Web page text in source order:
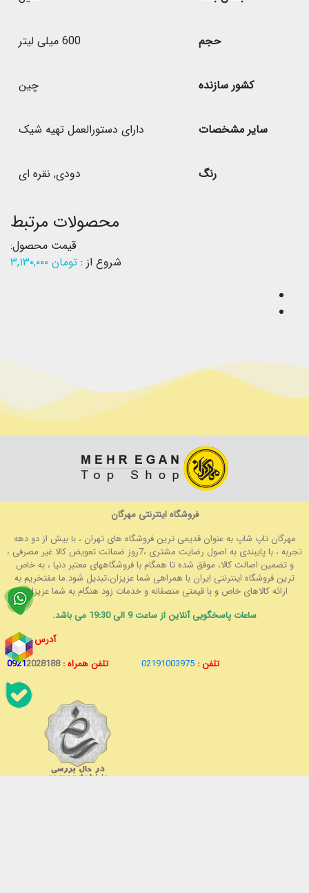
حجم 600 میلی لیتر
کشور سازنده چین
سایر مشخصات دارای دستورالعمل تهیه شیک
رنگ دودی, نقره ای
محصولات مرتبط
قیمت محصول:
شروع از : تومان
فروشگاه اینترنتی مهرگان
مهرگان تاپ شاپ به عنوان قدیمی ترین فروشگاه های تهران ، با بیش از دو دهه
تجربه ، با پایبندی به اصول رضایت مشتری ،7روز ضمانت تعویض کالا غیر مصرفی ،
و تضمین اصالت کالا، موفق شده تا همگام با فروشگاههای معتبر دنیا ، به خاص
ترین فروشگاه اینترنتی ایران با همراهی شما عزیزان،تبدیل شود.ما مفتخریم به
ارائه کالاهای خاص و با قیمتی منصفانه و خدمات زود هنگام به شما عزیزان.
ساعات پاسخگویی آنلاین از ساعت 9 الی 19:30 می باشد.
آدرس :تهران
تلفن : 02191003975 تلفن همراه : 09212028188